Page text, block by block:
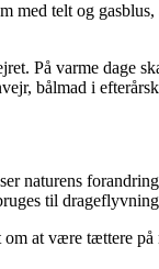
med telt og
På varme
bålmad i
naturens
til
at være tættere